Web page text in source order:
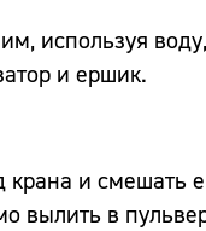
используя
и ершик.
и смешать
вылить в